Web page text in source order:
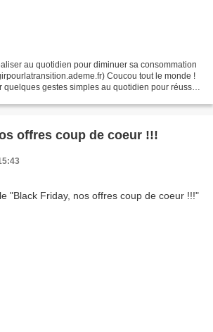
au quotidien pour diminuer sa consommation
Coucou tout le monde !
quelques gestes simples au quotidien pour réussir
offres coup de coeur !!!